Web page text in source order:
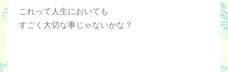
これって人生においても
すごく大切な事じゃないかな？